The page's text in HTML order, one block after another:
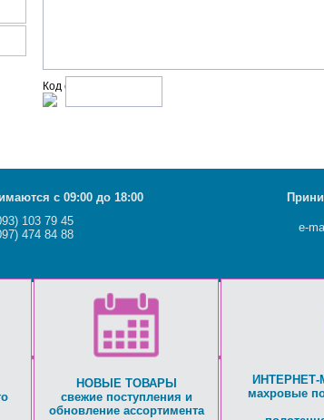
Код с рисунка:
с 09:00 до 18:00
103 79 45
474 84 88
e-
НОВЫЕ ТОВАРЫ
свежие поступления и
обновление ассортимента
ИНТЕРНЕТ-
махровые